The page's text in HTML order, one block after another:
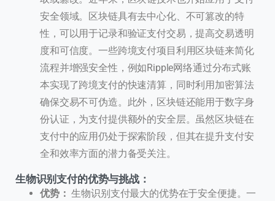
安全领域。区块链具有去中心化、不可篡改的特
性，可以用于记录和验证支付交易，提高交易透明
度和可信度。一些跨境支付项目利用区块链来简化
流程并增强安全性，例如Ripple网络通过分布式账
本实现了跨境支付的快速清算，同时利用加密算法
确保交易不可伪造。此外，区块链还能用于数字身
份认证，为支付提供额外的安全层。虽然区块链在
支付中的应用仍处于探索阶段，但其在提升支付安
全和效率方面的潜力备受关注。
生物识别支付的优势与挑战：
优势：生物识别支付最大的优势在于安全便捷。一